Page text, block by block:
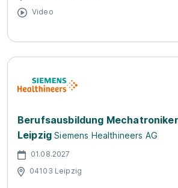
Video
Berufsausbildung
Leipzig Siemens Healthineers AG
01.08.2027
04103 Leipzig